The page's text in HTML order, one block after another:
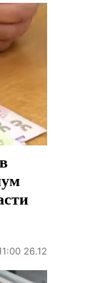
26.12